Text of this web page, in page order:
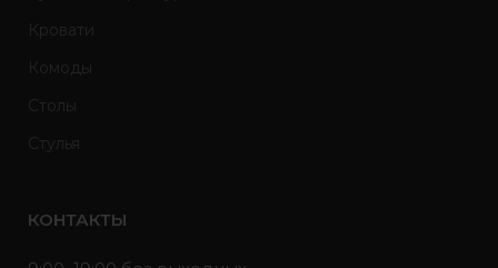
Кровати
Комоды
Столы
Стулья
КОНТАКТЫ